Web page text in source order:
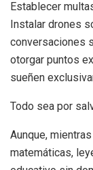
Establecer
Instalar drones
conversaciones
otorgar puntos
sueñen
Todo sea por
Aunque,
matemáticas,